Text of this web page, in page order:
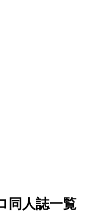
同人誌一覧